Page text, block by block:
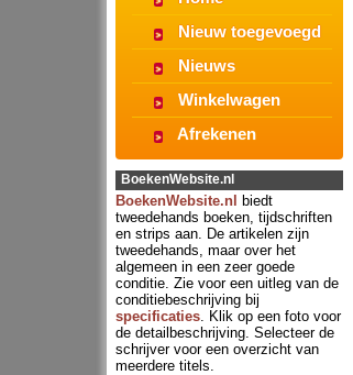
Nieuw toegevoegd
Nieuws
Winkelwagen
Afrekenen
BoekenWebsite.nl
BoekenWebsite.nl
biedt
tweedehands boeken, tijdschriften
en strips aan. De artikelen zijn
tweedehands, maar over het
algemeen in een zeer goede
conditie. Zie voor een uitleg van de
conditiebeschrijving bij
specificaties. Klik op een foto voor
de detailbeschrijving. Selecteer de
schrijver voor een overzicht van
meerdere titels.